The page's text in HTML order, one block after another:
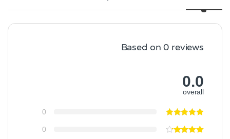
Based on 0 reviews
0.0
overall
0
0